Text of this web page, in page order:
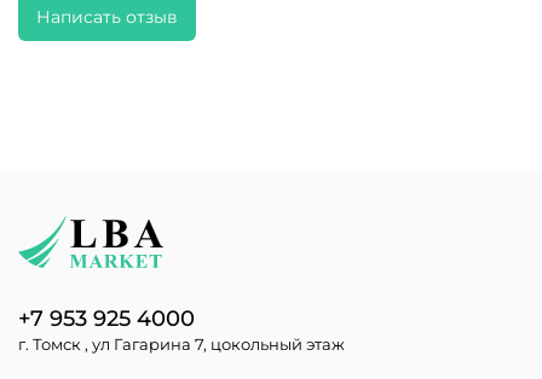
Написать отзыв
+7 953 925 4000
г. Томск , ул Гагарина 7, цокольный этаж